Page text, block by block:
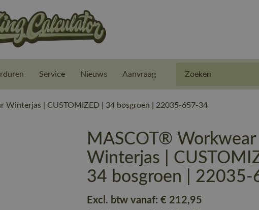
Service Nieuws Aanvraag
Winterjas | CUSTOMIZED | 34 bosgroen | 22035-657-34
MASCOT® Workwear
Winterjas |
34 bosgroen |
Excl. btw vanaf:€ 212,95